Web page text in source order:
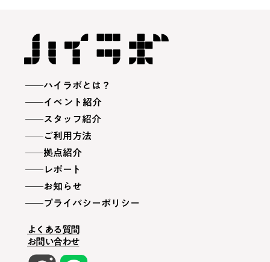
ハイラボとは？
イベント紹介
スタッフ紹介
ご利用方法
拠点紹介
レポート
お知らせ
プライバシーポリシー
よくある質問
お問い合わせ